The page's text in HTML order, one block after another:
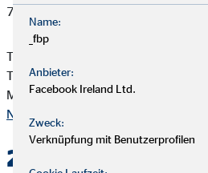
71334 Waiblingen-Beinstein
Telefon: +49 7151 6919881
Telefax: +49 7151 6919889
Mail:suzana.sonnenberg@ovb.de
Nach oben
2. Kontakt
Name:
_fbp
Anbieter:
Facebook Ireland Ltd.
Zweck:
Verknüpfung mit Benutzerprofilen